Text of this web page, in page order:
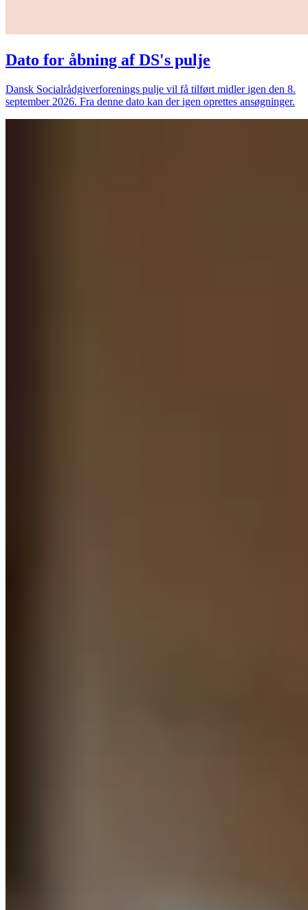
Dato for åbning af DS's pulje
Dansk Socialrådgiverforenings pulje vil få tilført midler igen den 8.
september 2026. Fra denne dato kan der igen oprettes ansøgninger.